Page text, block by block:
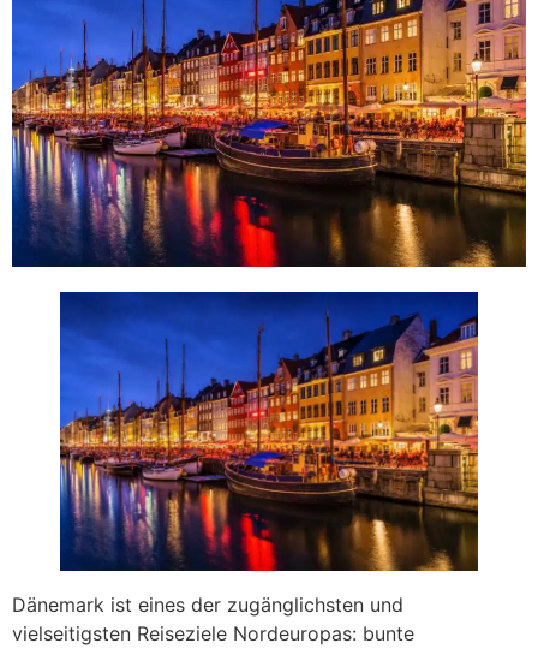
Dänemark ist eines der zugänglichsten und
vielseitigsten Reiseziele Nordeuropas: bunte